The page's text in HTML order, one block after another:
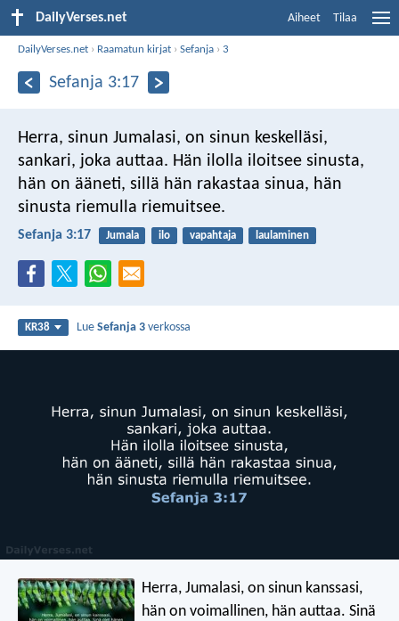
DailyVerses.net Aiheet Tilaa
DailyVerses.net › Raamatun kirjat ›Sefanja ›3
Sefanja 3:17
Herra, sinun Jumalasi, on sinun keskelläsi,
sankari, joka auttaa. Hän ilolla iloitsee sinusta,
hän on ääneti, sillä hän rakastaa sinua, hän
sinusta riemulla riemuitsee.
Sefanja 3:17 Jumala ilo vapahtaja laulaminen
KR38 LueSefanja 3 verkossa
Herra, Jumalasi, on sinun kanssasi,
hän on voimallinen, hän auttaa. Sinä